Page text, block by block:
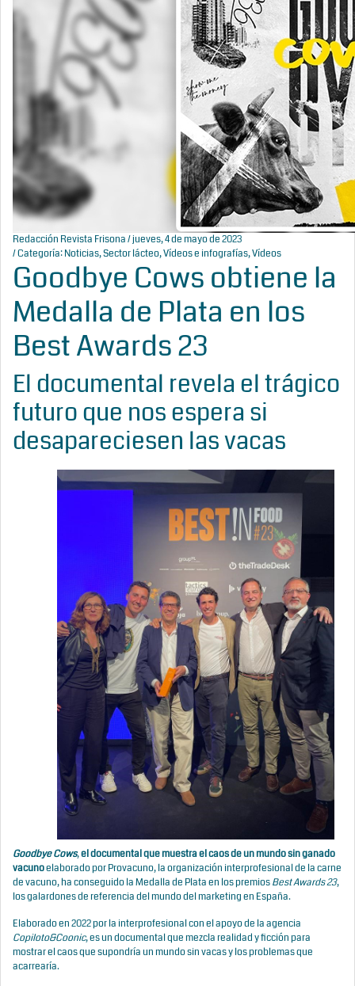
Redacción Revista Frisona/ jueves, 4 de mayo de 2023
/ Categoría:Noticias,Sector lácteo,Vídeos e infografías,Vídeos
Goodbye Cows obtiene la
Medalla de Plata en los
Best Awards 23
El documental revela el trágico
futuro que nos espera si
desapareciesen las vacas
Goodbye Cows,el documental que muestra el caos de un mundo sin ganado
vacunoelaborado por Provacuno, la organización interprofesional de la carne
de vacuno, ha conseguido la Medalla de Plata en los premiosBest Awards 23,
los galardones de referencia del mundo del marketing en España.
Elaborado en 2022 por la interprofesional con el apoyo de la agencia
Copiloto&Coonic, es un documental que mezcla realidad y ficción para
mostrar el caos que supondría un mundo sin vacas y los problemas que
acarrearía.